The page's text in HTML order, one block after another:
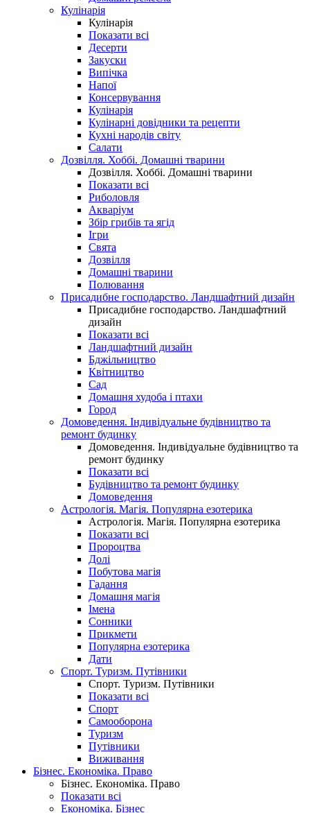
Кулінарія
Кулінарія
Показати всі
Десерти
Закуски
Випічка
Напої
Консервування
Кулінарія
Кулінарні довідники та рецепти
Кухні народів світу
Салати
Дозвілля. Хоббі. Домашні тварини
Дозвілля. Хоббі. Домашні тварини
Показати всі
Риболовля
Акваріум
Збір грибів та ягід
Ігри
Свята
Дозвілля
Домашні тварини
Полювання
Присадибне господарство. Ландшафтний дизайн
Присадибне господарство. Ландшафтний
дизайн
Показати всі
Ландшафтний дизайн
Бджільництво
Квітництво
Сад
Домашня худоба і птахи
Город
Домоведення. Індивідуальне будівництво та
ремонт будинку
Домоведення. Індивідуальне будівництво та
ремонт будинку
Показати всі
Будівництво та ремонт будинку
Домоведення
Астрологія. Магія. Популярна езотерика
Астрологія. Магія. Популярна езотерика
Показати всі
Пророцтва
Долі
Побутова магія
Гадання
Домашня магія
Імена
Сонники
Прикмети
Популярна езотерика
Дати
Спорт. Туризм. Путівники
Спорт. Туризм. Путівники
Показати всі
Спорт
Самооборона
Туризм
Путівники
Виживання
Бізнес. Економіка. Право
Бізнес. Економіка. Право
Показати всі
Економіка. Бізнес